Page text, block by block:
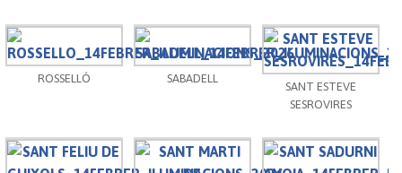
ROSSELLÓ SABADELL
SANT ESTEVE
SESROVIRES